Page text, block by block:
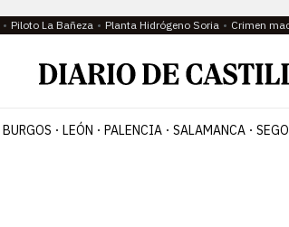
Piloto La Bañeza Planta Hidrógeno Soria Crimen
BURGOS LEÓN PALENCIA SALAMANCA